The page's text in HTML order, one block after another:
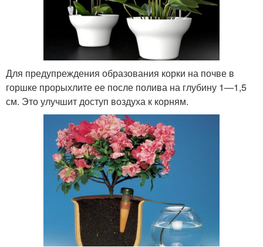
Для предупреждения образования корки на почве в
горшке прорыхлите ее после полива на глубину 1—1,5
см. Это улучшит доступ воздуха к корням.